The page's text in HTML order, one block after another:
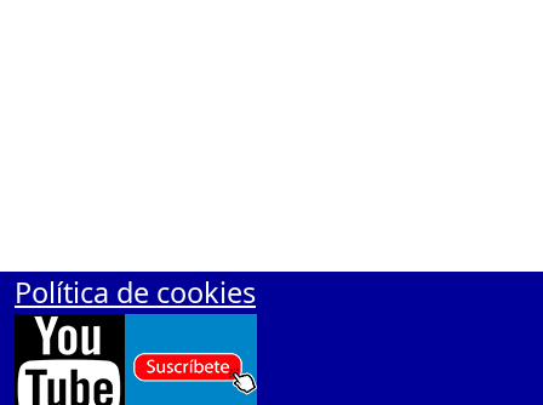
Polí­tica de cookies